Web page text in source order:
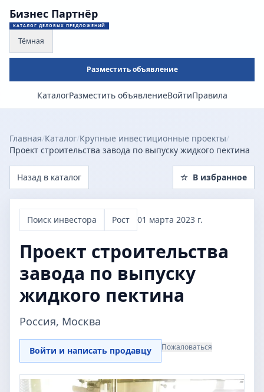
Бизнес Партнёр
КАТАЛОГ ДЕЛОВЫХ ПРЕДЛОЖЕНИЙ
Тёмная
Разместить объявление
КаталогРазместить объявлениеВойтиПравила
Главная/Каталог/Крупные инвестиционные проекты/
Проект строительства завода по выпуску жидкого пектина
Назад в каталог ☆ В избранное
Поиск инвестора Рост 01 марта 2023 г.
Проект строительства
завода по выпуску
жидкого пектина
Россия, Москва
Войти и написать продавцу Пожаловаться